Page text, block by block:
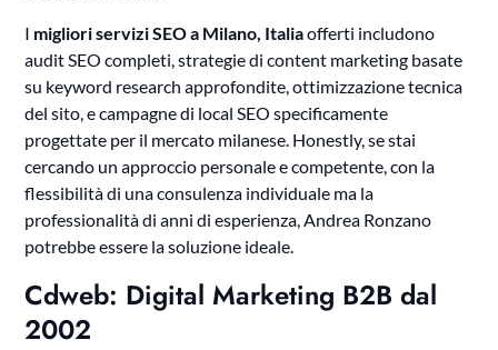
I migliori servizi SEO a Milano, Italiaofferti includono
audit SEO completi, strategie di content marketing basate
su keyword research approfondite, ottimizzazione tecnica
del sito, e campagne di local SEO specificamente
progettate per il mercato milanese. Honestly, se stai
cercando un approccio personale e competente, con la
flessibilità di una consulenza individuale ma la
professionalità di anni di esperienza, Andrea Ronzano
potrebbe essere la soluzione ideale.
Cdweb: Digital Marketing B2B dal
2002